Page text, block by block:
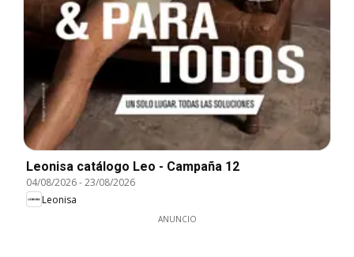
Leonisa catálogo Leo - Campaña 12
04/08/2026-23/08/2026
Leonisa
ANUNCIO